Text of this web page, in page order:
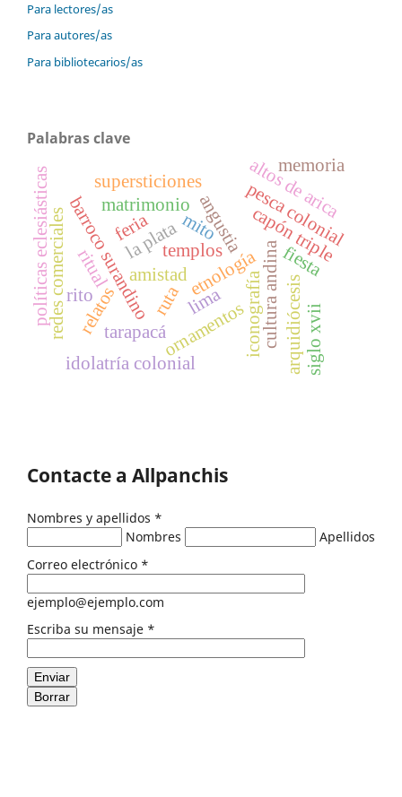
Para lectores/as
Para autores/as
Para bibliotecarios/as
Palabras clave
etnología
amistad
mito
cultura andina
angustia
ruta
templos
iconografía
ornamentos
barroco surandino
idolatría colonial
capón triple
arquidiócesis
lima
la plata
siglo xvii
pesca colonial
redes comerciales tarapacá
supersticiones
políticas eclesiásticas matrimonio altos de arica
relatos
fiesta
feria
ritual
rito
memoria
Contacte a Allpanchis
Nombres y apellidos *
Nombres
Apellidos
Correo electrónico *
ejemplo@ejemplo.com
Escriba su mensaje *
Enviar
Borrar